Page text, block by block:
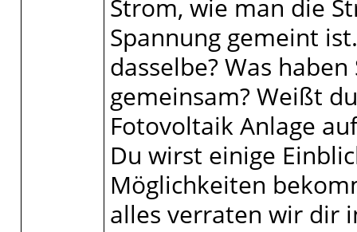
Strom, wie man die
Spannung gemeint
dasselbe? Was
gemeinsam? Weißt
Fotovoltaik Anlage
Du wirst einige
Möglichkeiten
alles verraten wir dir